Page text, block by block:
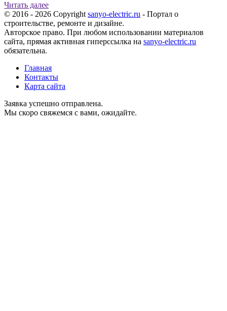
Читать далее
© 2016 - 2026 Copyrightsanyo-electric.ru - Портал о
строительстве, ремонте и дизайне.
Авторское право. При любом использовании материалов
сайта, прямая активная гиперссылка на sanyo-electric.ru
обязательна.
Главная
Контакты
Карта сайта
Заявка успешно отправлена.
Мы скоро свяжемся с вами, ожидайте.